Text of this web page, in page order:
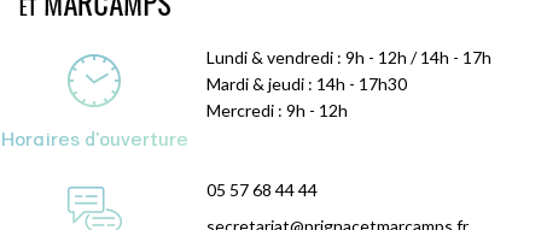
Horaires d'ouverture
Lundi & vendredi : 9h - 12h / 14h - 17h
Mardi & jeudi : 14h - 17h30
Mercredi : 9h - 12h
05 57 68 44 44